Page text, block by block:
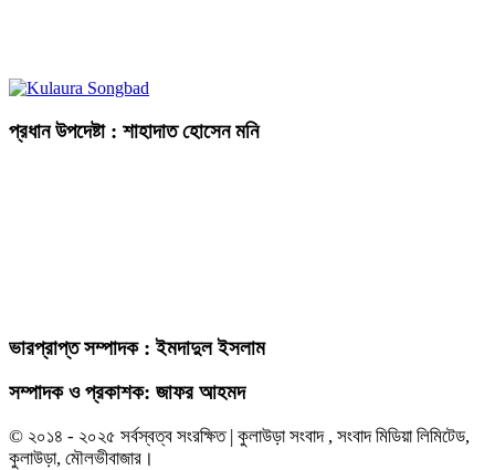
প্রধান উপদেষ্টা : শাহাদাত হোসেন মনি
ভারপ্রাপ্ত সম্পাদক : ইমদাদুল ইসলাম
সম্পাদক ও প্রকাশক: জাফর আহমদ
© ২০১৪ - ২০২৫ সর্বস্বত্ব সংরক্ষিত | কুলাউড়া সংবাদ , সংবাদ মিডিয়া লিমিটেড,
কুলাউড়া, মৌলভীবাজার।